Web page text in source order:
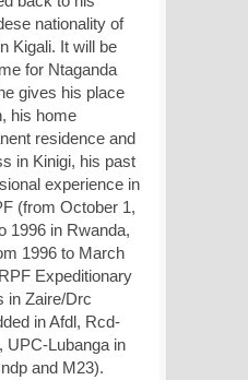
nationality of
Kigali. It will be
for Ntaganda
gives his place
his home
residence and
in Kinigi, his past
experience in
(from October 1,
1996 in Rwanda,
1996 to March
Expeditionary
in Zaire/Drc
in Afdl, Rcd-
UPC-Lubanga in
and M23).